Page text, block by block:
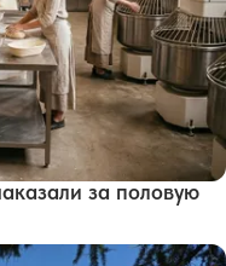
за половую